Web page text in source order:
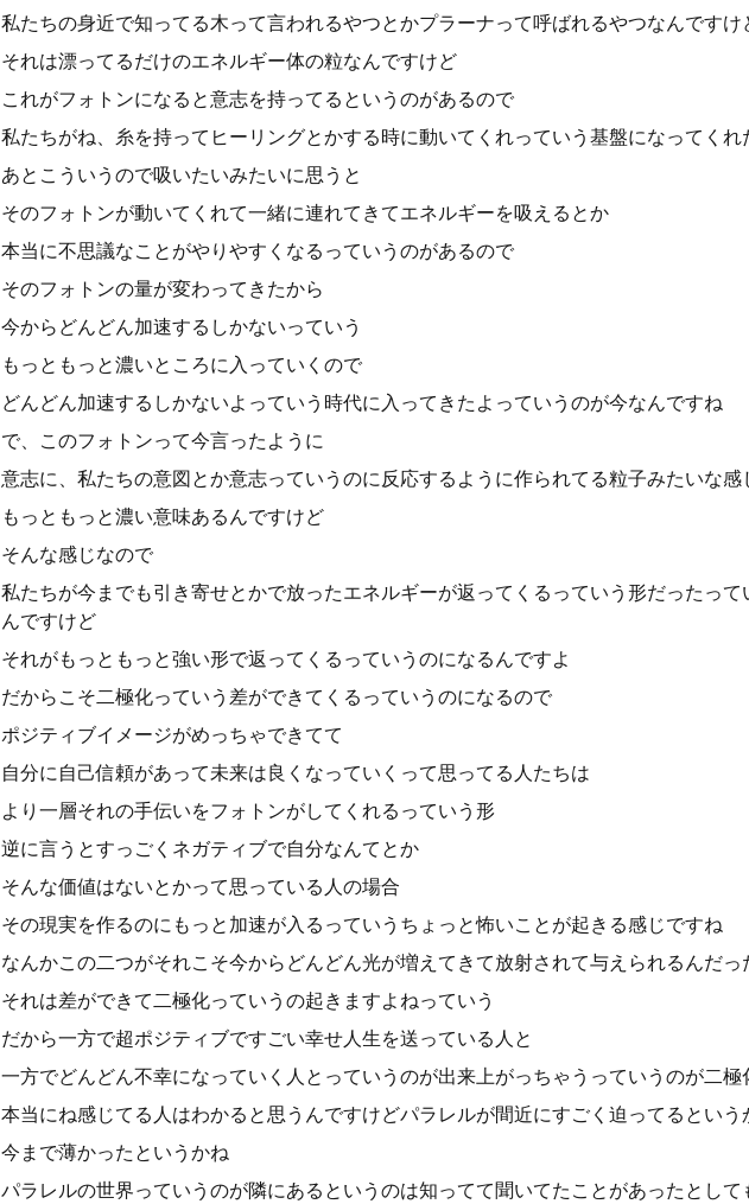
私たちの身近で知ってる木って言われるやつとかプラーナって呼ばれるやつなんですけ
それは漂ってるだけのエネルギー体の粒なんですけど
これがフォトンになると意志を持ってるというのがあるので
私たちがね、糸を持ってヒーリングとかする時に動いてくれっていう基盤になってくれ
あとこういうので吸いたいみたいに思うと
そのフォトンが動いてくれて一緒に連れてきてエネルギーを吸えるとか
本当に不思議なことがやりやすくなるっていうのがあるので
そのフォトンの量が変わってきたから
今からどんどん加速するしかないっていう
もっともっと濃いところに入っていくので
どんどん加速するしかないよっていう時代に入ってきたよっていうのが今なんですね
で、このフォトンって今言ったように
意志に、私たちの意図とか意志っていうのに反応するように作られてる粒子みたいな感
もっともっと濃い意味あるんですけど
そんな感じなので
私たちが今までも引き寄せとかで放ったエネルギーが返ってくるっていう形だったって
んですけど
それがもっともっと強い形で返ってくるっていうのになるんですよ
だからこそ二極化っていう差ができてくるっていうのになるので
ポジティブイメージがめっちゃできてて
自分に自己信頼があって未来は良くなっていくって思ってる人たちは
より一層それの手伝いをフォトンがしてくれるっていう形
逆に言うとすっごくネガティブで自分なんてとか
そんな価値はないとかって思っている人の場合
その現実を作るのにもっと加速が入るっていうちょっと怖いことが起きる感じですね
なんかこの二つがそれこそ今からどんどん光が増えてきて放射されて与えられるんだっ
それは差ができて二極化っていうの起きますよねっていう
だから一方で超ポジティブですごい幸せ人生を送っている人と
一方でどんどん不幸になっていく人とっていうのが出来上がっちゃうっていうのが二
本当にね感じてる人はわかると思うんですけどパラレルが間近にすごく迫ってるという
今まで薄かったというかね
パラレルの世界っていうのが隣にあるというのは知ってて聞いてたことがあったとして